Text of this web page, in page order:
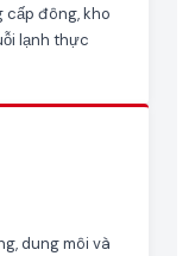
đông, kho
lạnh thực
dung môi và